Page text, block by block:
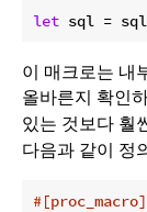
let sql =
이 매크로는 내
올바른지 확인
있는 것보다 훨
다음과 같이 정
#[proc_macro]